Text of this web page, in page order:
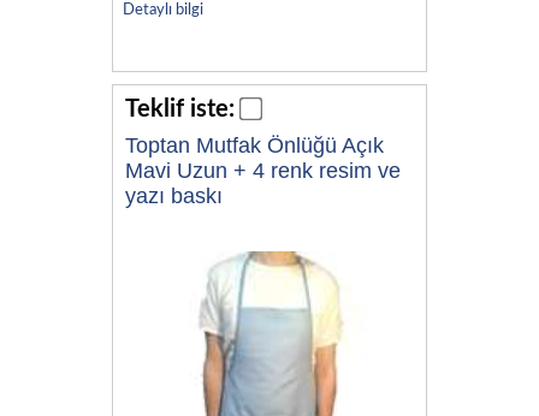
Detaylı bilgi
Teklif iste:
Toptan Mutfak Önlüğü Açık
Mavi Uzun + 4 renk resim ve
yazı baskı